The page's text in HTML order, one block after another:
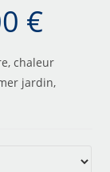
€
chaleur
jardin,